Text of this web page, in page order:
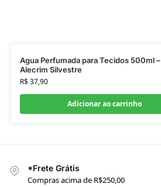
Agua Perfumada para Tecidos 500ml –
Alecrim Silvestre
R$37,90
Adicionar ao carrinho
*Frete Grátis
Compras acima de R$250,00